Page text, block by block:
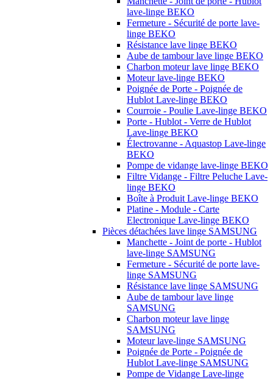
lave-linge BEKO
Fermeture - Sécurité de porte lave-
linge BEKO
Résistance lave linge BEKO
Aube de tambour lave linge BEKO
Charbon moteur lave linge BEKO
Moteur lave-linge BEKO
Poignée de Porte - Poignée de
Hublot Lave-linge BEKO
Courroie - Poulie Lave-linge BEKO
Porte - Hublot - Verre de Hublot
Lave-linge BEKO
Électrovanne - Aquastop Lave-linge
BEKO
Pompe de vidange lave-linge BEKO
Filtre Vidange - Filtre Peluche Lave-
linge BEKO
Boîte à Produit Lave-linge BEKO
Platine - Module - Carte
Electronique Lave-linge BEKO
Pièces détachées lave linge SAMSUNG
Manchette - Joint de porte - Hublot
lave-linge SAMSUNG
Fermeture - Sécurité de porte lave-
linge SAMSUNG
Résistance lave linge SAMSUNG
Aube de tambour lave linge
SAMSUNG
Charbon moteur lave linge
SAMSUNG
Moteur lave-linge SAMSUNG
Poignée de Porte - Poignée de
Hublot Lave-linge SAMSUNG
Pompe de Vidange Lave-linge